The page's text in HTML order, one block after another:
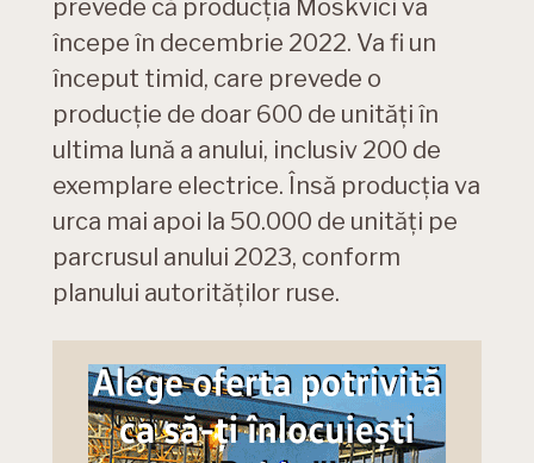
prevede că producția Moskvici va
începe în decembrie 2022. Va fi un
început timid, care prevede o
producție de doar 600 de unități în
ultima lună a anului, inclusiv 200 de
exemplare electrice. Însă producția va
urca mai apoi la 50.000 de unități pe
parcrusul anului 2023, conform
planului autorităților ruse.